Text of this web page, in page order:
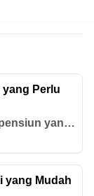
yang Perlu
yang
pensiun
pensiun
di sini!
yang Mudah